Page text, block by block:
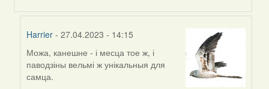
Harrier - 27.04.2023 - 14:15
In
reply
to
Можа, канешне - і месца тое ж, і
паводзіны вельмі ж унікальныя для
самца.